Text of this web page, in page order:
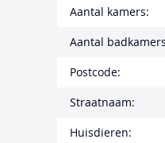
Aantal kamers:
Aantal
Postcode:
Straatnaam:
Huisdieren: